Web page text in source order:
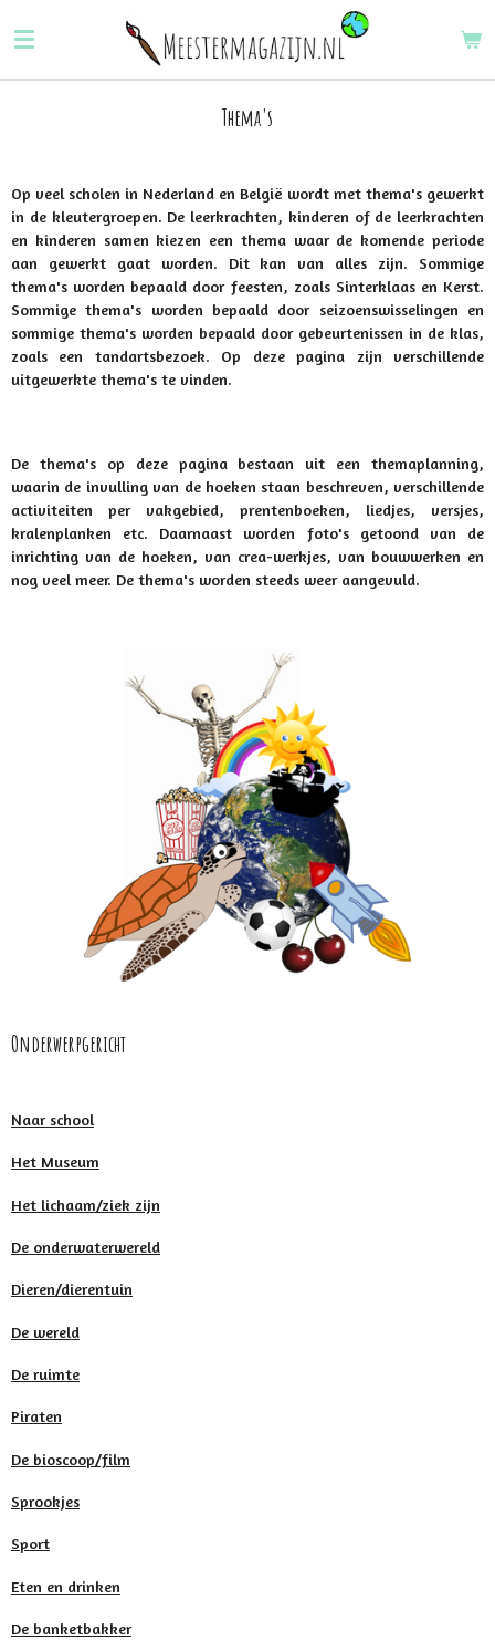
direct
naar
Thema's
Op veel scholen in Nederland en België wordt met thema's gewerkt
in de kleutergroepen. De leerkrachten, kinderen of de leerkrachten
en kinderen samen kiezen een thema waar de komende periode
aan gewerkt gaat worden. Dit kan van alles zijn. Sommige
thema's worden bepaald door feesten, zoals Sinterklaas en Kerst.
Sommige thema's worden bepaald door seizoenswisselingen en
sommige thema's worden bepaald door gebeurtenissen in de klas,
zoals een tandartsbezoek. Op deze pagina zijn verschillende
uitgewerkte thema's te vinden.
De thema's op deze pagina bestaan uit een themaplanning,
waarin de invulling van de hoeken staan beschreven, verschillende
activiteiten per vakgebied, prentenboeken, liedjes, versjes,
kralenplanken etc. Daarnaast worden foto's getoond van de
inrichting van de hoeken, van crea-werkjes, van bouwwerken en
nog veel meer. De thema's worden steeds weer aangevuld.
Onderwerpgericht
Naar school
Het Museum
Het lichaam/ziek zijn
De onderwaterwereld
Dieren/dierentuin
De wereld
De ruimte
Piraten
De bioscoop/film
Sprookjes
Sport
Eten en drinken
De banketbakker